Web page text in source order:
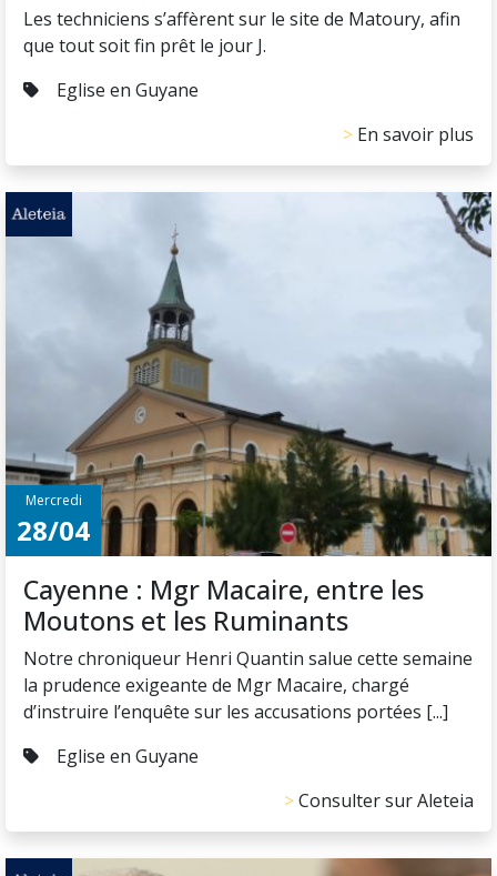
Les techniciens s’affèrent sur le site de Matoury, afin
que tout soit fin prêt le jour J.
Eglise en Guyane
En savoir plus
Mercredi
28/04
Cayenne : Mgr Macaire, entre les
Moutons et les Ruminants
Notre chroniqueur Henri Quantin salue cette semaine
la prudence exigeante de Mgr Macaire, chargé
d’instruire l’enquête sur les accusations portées [...]
Eglise en Guyane
Consulter sur Aleteia